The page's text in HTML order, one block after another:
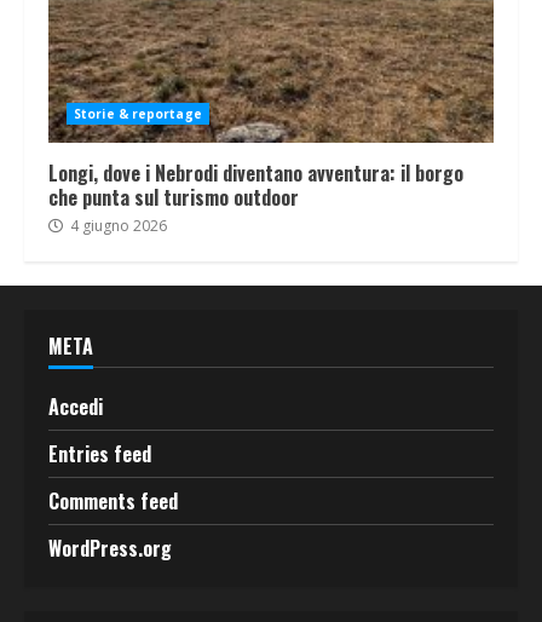
Storie & reportage
Longi, dove i Nebrodi diventano avventura: il borgo
che punta sul turismo outdoor
4 giugno 2026
META
Accedi
Entries feed
Comments feed
WordPress.org